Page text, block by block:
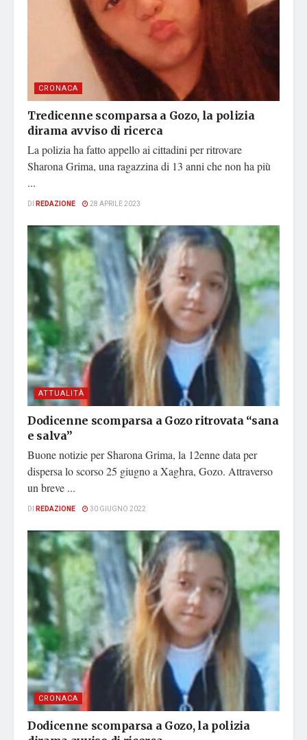
CRONACA
Tredicenne scomparsa a Gozo, la polizia
dirama avviso di ricerca
La polizia ha fatto appello ai cittadini per ritrovare
Sharona Grima, una ragazzina di 13 anni che non ha più
...
DI REDAZIONE 28 APRILE 2023
ATTUALITÀ
Dodicenne scomparsa a Gozo ritrovata “sana
e salva”
Buone notizie per Sharona Grima, la 12enne data per
dispersa lo scorso 25 giugno a Xagħra, Gozo. Attraverso
un breve ...
DI REDAZIONE 30 GIUGNO 2022
CRONACA
Dodicenne scomparsa a Gozo, la polizia